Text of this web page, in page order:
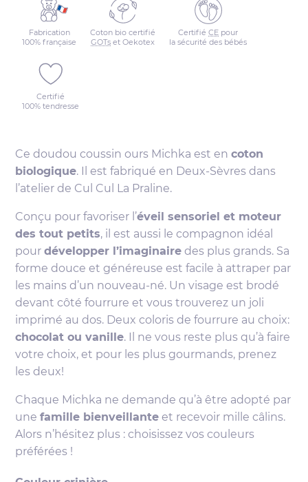
Fabrication
100% française
Coton bio certifié
GOTs et Oekotex
CertifiéCE pour
la sécurité des bébés
Certifié
100% tendresse
Ce doudou coussin ours Michka est encoton
biologique. Il est fabriqué en Deux-Sèvres dans
l’atelier de Cul Cul La Praline.
Conçu pour favoriser l’éveil sensoriel et moteur
des tout petits, il est aussi le compagnon idéal
pourdévelopper l’imaginaire des plus grands. Sa
forme douce et généreuse est facile à attraper par
les mains d’un nouveau-né. Un visage est brodé
devant côté fourrure et vous trouverez un joli
imprimé au dos. Deux coloris de fourrure au choix:
chocolat ou vanille. Il ne vous reste plus qu’à faire
votre choix, et pour les plus gourmands, prenez
les deux!
Chaque Michka ne demande qu’à être adopté par
unefamille bienveillante et recevoir mille câlins.
Alors n’hésitez plus : choisissez vos couleurs
préférées !